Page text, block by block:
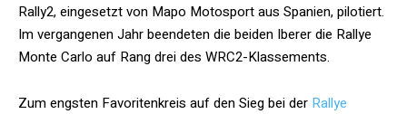
Rally2, eingesetzt von Mapo Motosport aus Spanien, pilotiert.
Im vergangenen Jahr beendeten die beiden Iberer die Rallye
Monte Carlo auf Rang drei des WRC2-Klassements.
Zum engsten Favoritenkreis auf den Sieg bei der Rallye